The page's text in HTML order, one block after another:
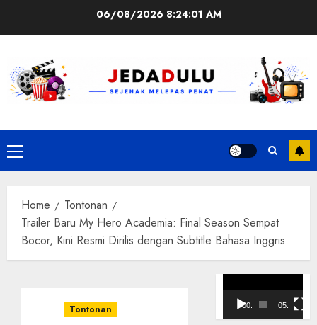
06/08/2026 8:24:02 AM
Primary
Menu
Home
Tontonan
Trailer Baru My Hero Academia: Final Season Sempat
Bocor, Kini Resmi Dirilis dengan Subtitle Bahasa Inggris
Tontonan
Video
00:00 05:10